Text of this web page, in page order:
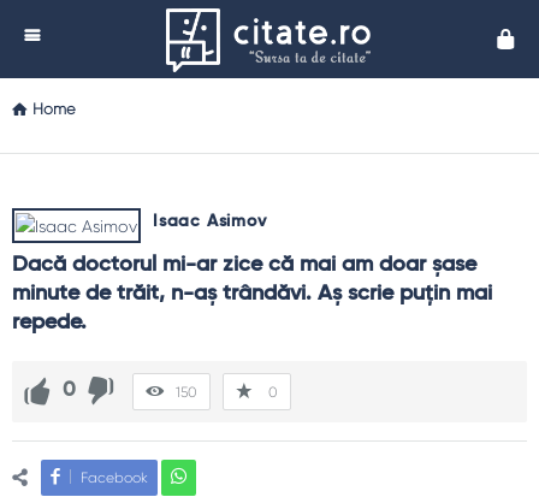
Home
Isaac Asimov
Dacă doctorul mi-ar zice că mai am doar şase
minute de trăit, n-aş trândăvi. Aş scrie puţin mai
repede.
0 150 0
Facebook